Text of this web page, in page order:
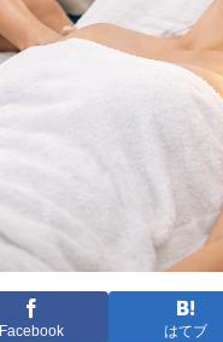
Facebook はてブ